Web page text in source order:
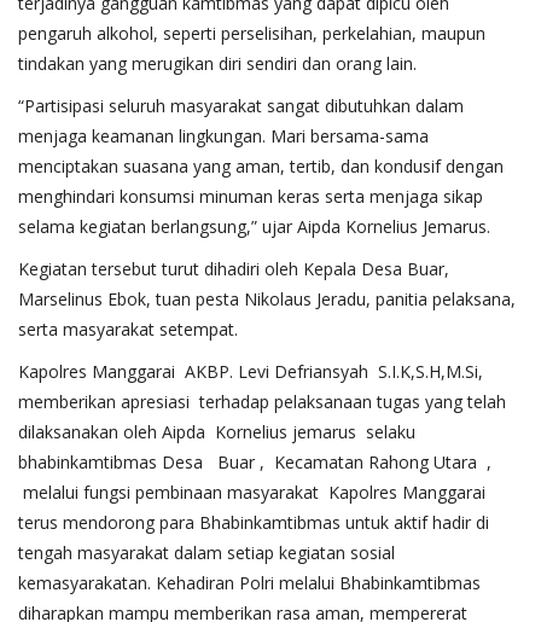
pengaruh alkohol, seperti perselisihan, perkelahian, maupun
tindakan yang merugikan diri sendiri dan orang lain.
“Partisipasi seluruh masyarakat sangat dibutuhkan dalam
menjaga keamanan lingkungan. Mari bersama-sama
menciptakan suasana yang aman, tertib, dan kondusif dengan
menghindari konsumsi minuman keras serta menjaga sikap
selama kegiatan berlangsung,” ujar Aipda Kornelius Jemarus.
Kegiatan tersebut turut dihadiri oleh Kepala Desa Buar,
Marselinus Ebok, tuan pesta Nikolaus Jeradu, panitia pelaksana,
serta masyarakat setempat.
Kapolres Manggarai AKBP. Levi Defriansyah S.I.K,S.H,M.Si,
memberikan apresiasi terhadap pelaksanaan tugas yang telah
dilaksanakan oleh Aipda Kornelius jemarus selaku
bhabinkamtibmas Desa Buar , Kecamatan Rahong Utara ,
melalui fungsi pembinaan masyarakat Kapolres Manggarai
terus mendorong para Bhabinkamtibmas untuk aktif hadir di
tengah masyarakat dalam setiap kegiatan sosial
kemasyarakatan. Kehadiran Polri melalui Bhabinkamtibmas
diharapkan mampu memberikan rasa aman, mempererat